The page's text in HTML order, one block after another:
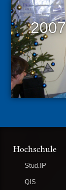
Hochschule
Stud.IP
QIS